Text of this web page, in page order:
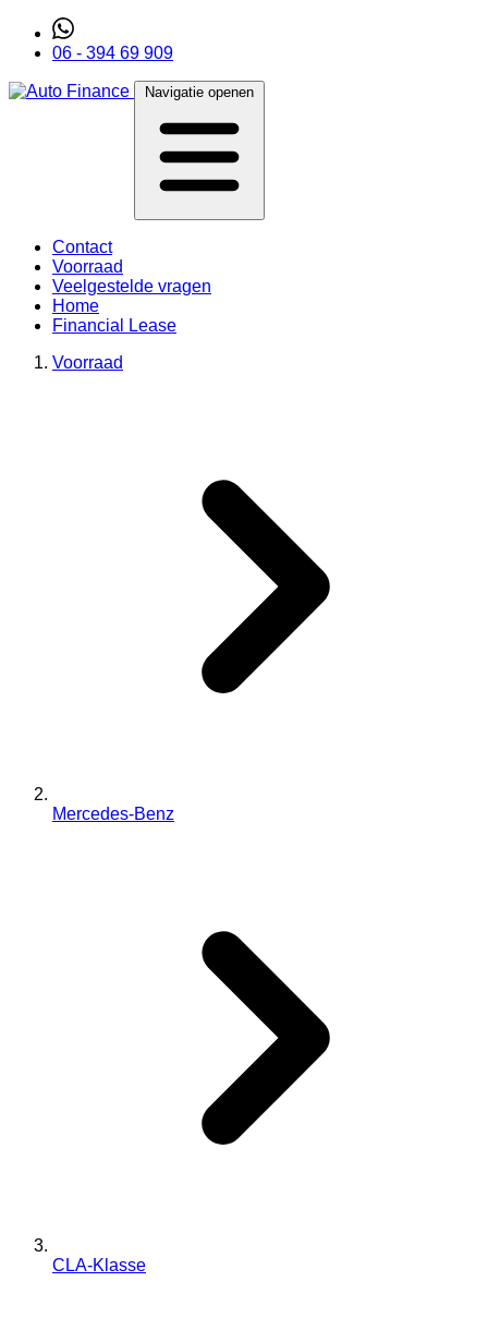
06 - 394 69 909
Navigatie openen
Contact
Voorraad
Veelgestelde vragen
Home
Financial Lease
Voorraad
Mercedes-Benz
CLA-Klasse